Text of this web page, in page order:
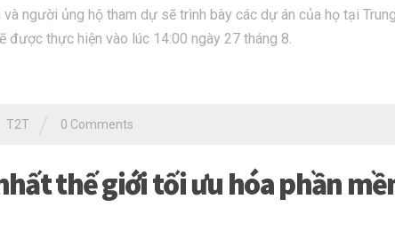
người ủng hộ tham dự sẽ trình bày các dự án của họ tại
thực hiện vào lúc 14:00 ngày 27 tháng 8.
T2T 0 Comments
thế giới tối ưu hóa phần